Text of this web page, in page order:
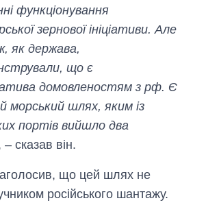
функціонування
зернової ініціативи. Але
як держава,
що є
домовленостям з рф. Є
морський шлях, яким із
портів вийшло два
– сказав він.
що цей шлях не
російського шантажу.
Як змінився
бюджет
Міністерства
оборони за 13